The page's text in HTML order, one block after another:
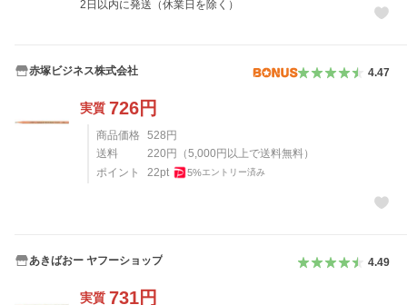
2日以内に発送（休業日を除く）
赤塚ビジネス株式会社 4.47
実質 726円
商品価格 528 円
送料
220 円 （5,000 円以上で送料無料）
ポイント
22pt 5%エントリー済み
あきばおー ヤフーショップ 4.49
実質 731円